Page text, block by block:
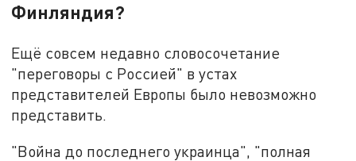
Финляндия?
Ещё совсем недавно словосочетание
"переговоры с Россией" в устах
представителей Европы было невозможно
представить.
"Война до последнего украинца", "полная